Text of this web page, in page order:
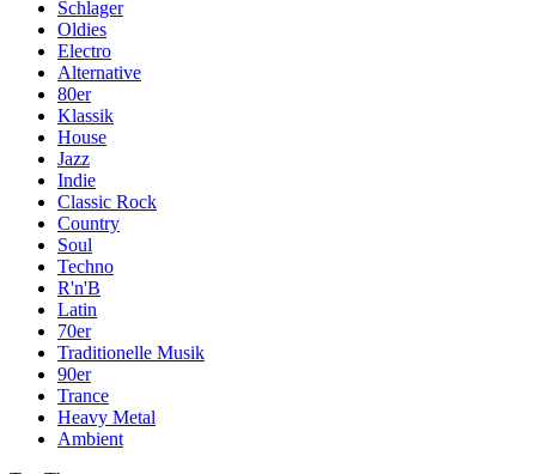
Schlager
Oldies
Electro
Alternative
80er
Klassik
House
Jazz
Indie
Classic Rock
Country
Soul
Techno
R'n'B
Latin
70er
Traditionelle Musik
90er
Trance
Heavy Metal
Ambient